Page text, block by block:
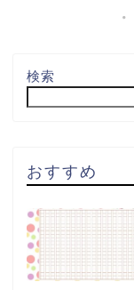
検索
おすすめ